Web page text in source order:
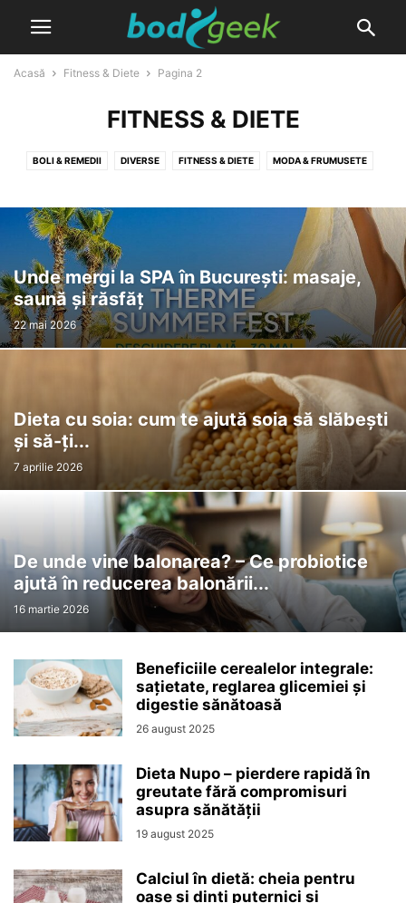
Acasă Fitness & Diete Pagina 2
FITNESS & DIETE
BOLI & REMEDII DIVERSE FITNESS & DIETE MODA & FRUMUSETE
Unde mergi la SPA în București: masaje,
saună și răsfăț
22 mai 2026
Dieta cu soia: cum te ajută soia să slăbești
și să-ți...
7 aprilie 2026
De unde vine balonarea? – Ce probiotice
ajută în reducerea balonării...
16 martie 2026
Beneficiile cerealelor integrale:
sațietate, reglarea glicemiei și
digestie sănătoasă
26 august 2025
Dieta Nupo – pierdere rapidă în
greutate fără compromisuri
asupra sănătății
19 august 2025
Calciul în dietă: cheia pentru
oase și dinți puternici și